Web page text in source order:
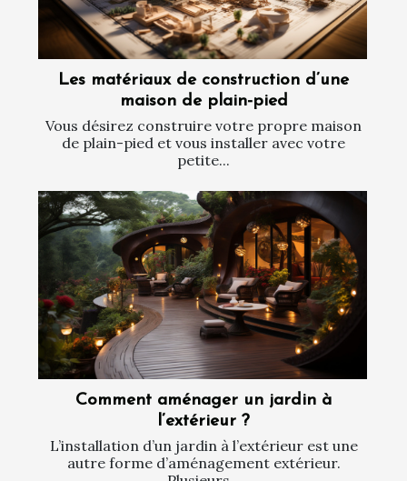
Les matériaux de construction d’une
maison de plain-pied
Vous désirez construire votre propre maison
de plain-pied et vous installer avec votre
petite...
Comment aménager un jardin à
l’extérieur ?
L’installation d’un jardin à l’extérieur est une
autre forme d’aménagement extérieur.